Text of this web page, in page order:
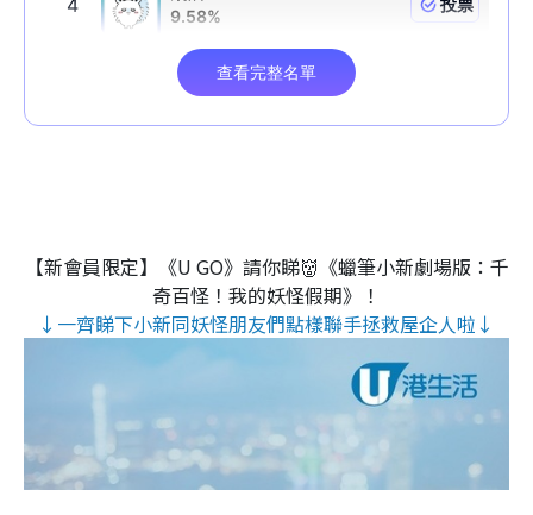
【新會員限定】《U GO》請你睇👹《蠟筆小新劇場版：千
奇百怪！我的妖怪假期》！
↓一齊睇下小新同妖怪朋友們點樣聯手拯救屋企人啦↓